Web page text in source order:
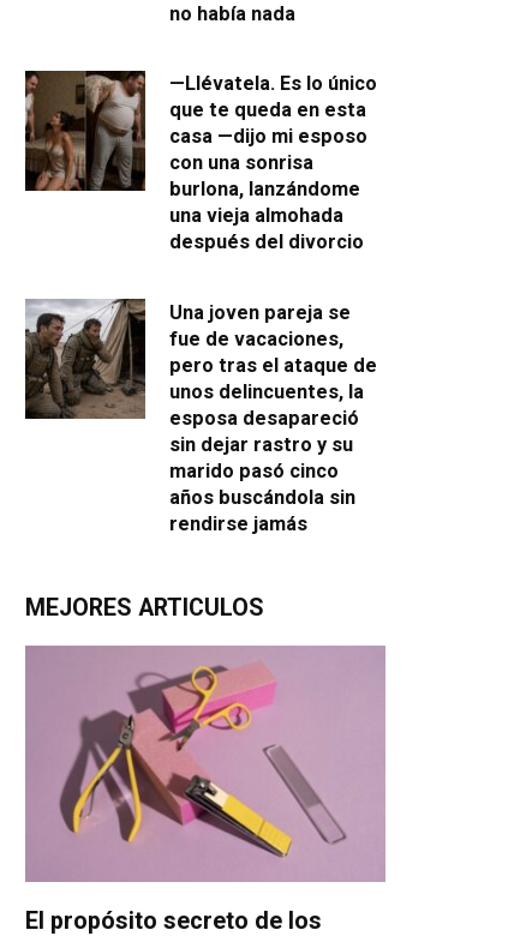
no había nada
—Llévatela. Es lo único
que te queda en esta
casa —dijo mi esposo
con una sonrisa
burlona, lanzándome
una vieja almohada
después del divorcio
Una joven pareja se
fue de vacaciones,
pero tras el ataque de
unos delincuentes, la
esposa desapareció
sin dejar rastro y su
marido pasó cinco
años buscándola sin
rendirse jamás
MEJORES ARTICULOS
El propósito secreto de los